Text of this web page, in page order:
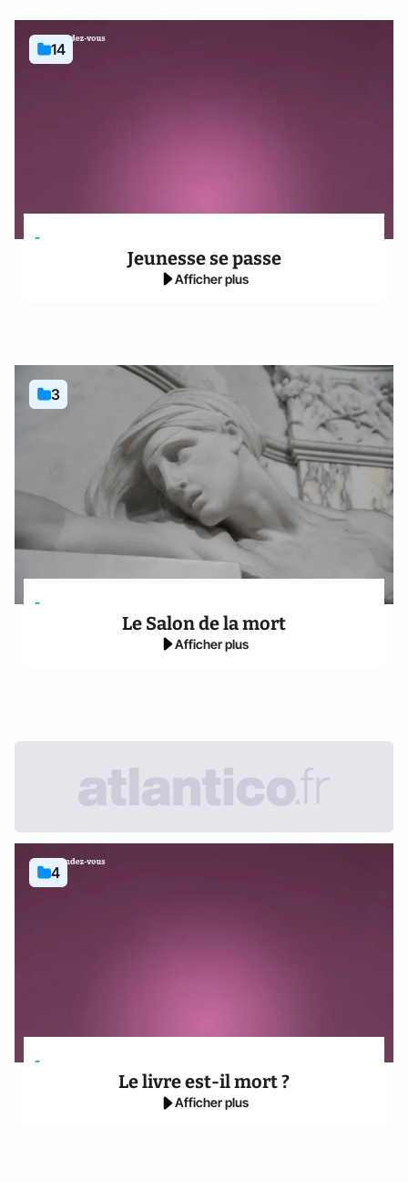
14
-
Jeunesse se passe
Afficher plus
3
-
Le Salon de la mort
Afficher plus
4
-
Le livre est-il mort ?
Afficher plus